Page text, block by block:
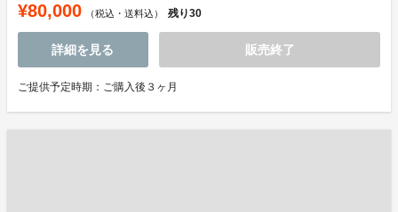
¥80,000 （税込・送料込） 残り30
詳細を見る 販売終了
ご提供予定時期：ご購入後３ヶ月